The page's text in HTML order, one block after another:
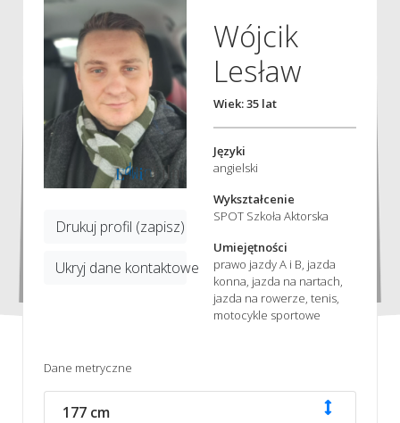
Drukuj profil (zapisz)
Ukryj dane kontaktowe
Wójcik
Lesław
Wiek: 35 lat
Języki
angielski
Wykształcenie
SPOT Szkoła Aktorska
Umiejętności
prawo jazdy A i B, jazda
konna, jazda na nartach,
jazda na rowerze, tenis,
motocykle sportowe
Dane metryczne
177 cm